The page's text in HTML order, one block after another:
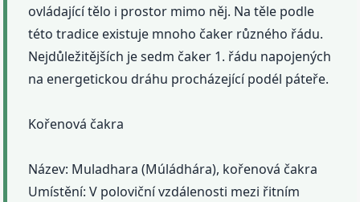
ovládající tělo i prostor mimo něj. Na těle podle
této tradice existuje mnoho čaker různého řádu.
Nejdůležitějších je sedm čaker 1. řádu napojených
na energetickou dráhu procházející podél páteře.
Kořenová čakra
Název: Muladhara (Múládhára), kořenová čakra
Umístění: V poloviční vzdálenosti mezi řitním